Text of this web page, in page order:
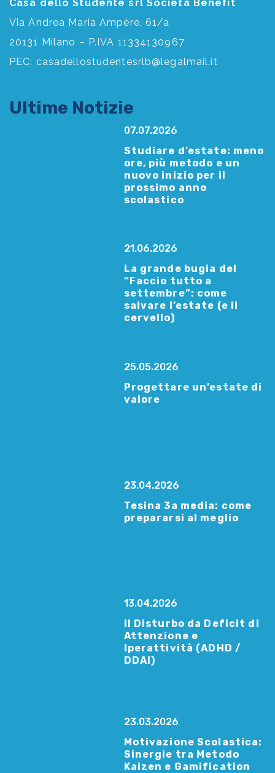
Casa dello Studente srl Società Benefit
Via Andrea Maria Ampère, 61/a
20131 Milano – P.IVA 11334130967
PEC: casadellostudentesrlb@legalmail.it
Ultime Notizie
07.07.2026
Studiare d’estate: meno
ore, più metodo e un
nuovo inizio per il
prossimo anno
scolastico
21.06.2026
La grande bugia del
“Faccio tutto a
settembre”: come
salvare l’estate (e il
cervello)
25.05.2026
Progettare un’estate di
valore
23.04.2026
Tesina 3a media: come
prepararsi al meglio
13.04.2026
Il Disturbo da Deficit di
Attenzione e
Iperattività (ADHD /
DDAI)
23.03.2026
Motivazione Scolastica:
Sinergie tra Metodo
Kaizen e Gamification